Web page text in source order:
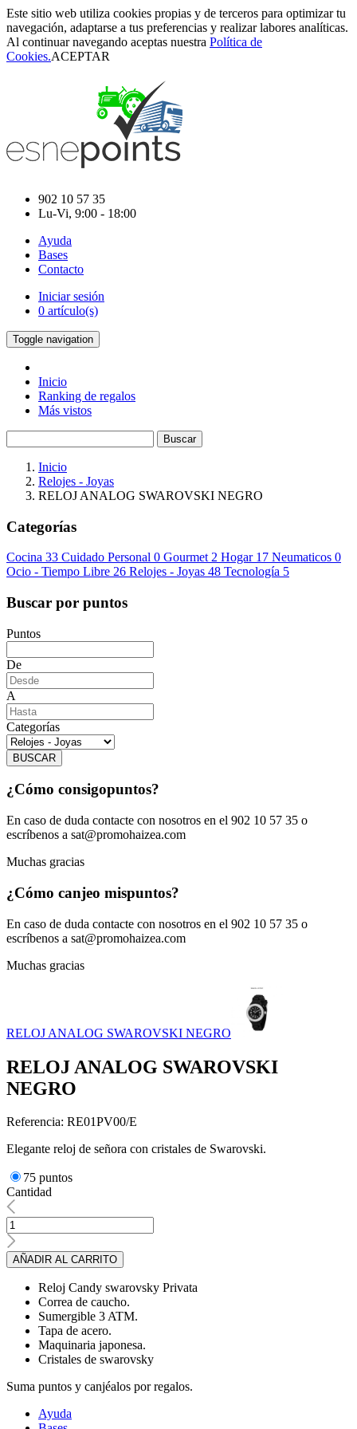
Este sitio web utiliza cookies propias y de terceros para optimizar tu
navegación, adaptarse a tus preferencias y realizar labores analíticas.
Al continuar navegando aceptas nuestra Política de
Cookies.ACEPTAR
902 10 57 35
Lu-Vi, 9:00 - 18:00
Ayuda
Bases
Contacto
Iniciar sesión
0 artículo(s)
Toggle navigation
Inicio
Ranking de regalos
Más vistos
Buscar
Inicio
Relojes - Joyas
RELOJ ANALOG SWAROVSKI NEGRO
Categorías
Cocina 33 Cuidado Personal 0 Gourmet 2 Hogar 17 Neumaticos 0
Ocio - Tiempo Libre 26 Relojes - Joyas 48 Tecnología 5
Buscar por puntos
Puntos
De
A
Categorías
BUSCAR
¿Cómo consigopuntos?
En caso de duda contacte con nosotros en el 902 10 57 35 o
escríbenos a sat@promohaizea.com
Muchas gracias
¿Cómo canjeo mispuntos?
En caso de duda contacte con nosotros en el 902 10 57 35 o
escríbenos a sat@promohaizea.com
Muchas gracias
RELOJ ANALOG SWAROVSKI NEGRO
RELOJ ANALOG SWAROVSKI
NEGRO
Referencia: RE01PV00/E
Elegante reloj de señora con cristales de Swarovski.
75 puntos
Cantidad
AÑADIR AL CARRITO
Reloj Candy swarovsky Privata
Correa de caucho.
Sumergible 3 ATM.
Tapa de acero.
Maquinaria japonesa.
Cristales de swarovsky
Suma puntos y canjéalos por regalos.
Ayuda